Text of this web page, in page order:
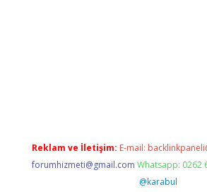
Reklam ve İletişim: E-mail:
forumhizmeti@gmail.com Whatsapp: 0262
@karabul